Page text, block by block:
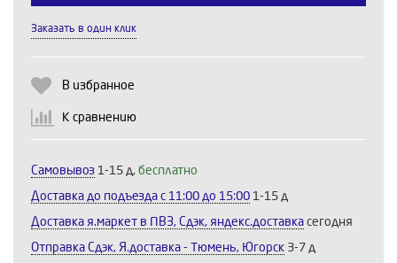
Заказать в один клик
В избранное
К сравнению
Самовывоз 1-15 д, бесплатно
Доставка до подъезда c 11:00 до 15:00 1-15 д
Доставка я.маркет в ПВЗ, Сдэк, яндекс.доставка сегодня
Отправка Сдэк, Я.доставка - Тюмень, Югорск 3-7 д